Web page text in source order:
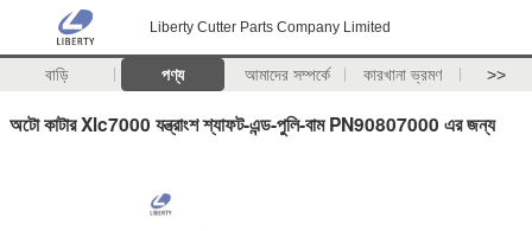
Liberty Cutter Parts Company Limited
বাড়ি পণ্য আমাদের সম্পর্কে কারখানা ভ্রমণ >>
অটো কাটার Xlc7000 যন্ত্রাংশ শ্যাফট-এন্ড-পুলি-বাম PN90807000 এর জন্য